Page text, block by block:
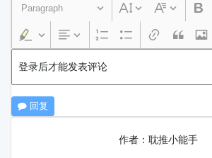
Paragraph
登录后才能发表评论
回复
作者：耽推小能手